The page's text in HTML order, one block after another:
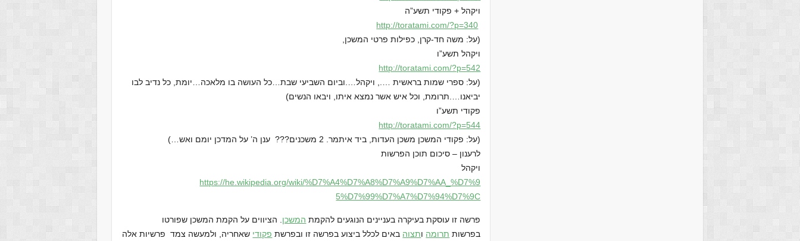
ויקהל + פקודי תשע”ה
http://toratami.com/?p=340
(על: משה חד-קרן, כפילות פרטי המשכן,
ויקהל תשע”ו
http://toratami.com/?p=542
(על: ספרי שמות בראשית …., ויקהל….וביום השביעי שבת…כל העושה בו מלאכה…יומת, כל נדיב לבו
יביאנו….תרומת, וכל איש אשר נמצא איתו, ויבאו הנשים)
פקודי תשע”ו
http://toratami.com/?p=544
(על: פקודי המשכן משכן העדות, ביד איתמר. 2 משכנים??? ענן ה’ על המדכן יומם ואש…)
לרענון – סיכום תוכן הפרשות
ויקהל
https://he.wikipedia.org/wiki/%D7%A4%D7%A8%D7%A9%D7%AA_%D7%9
5%D7%99%D7%A7%D7%94%D7%9C
פרשה זו עוסקת בעיקרה בעניינים הנוגעים להקמת המשכן . הציווים על הקמת המשכן שפורטו
בפרשות תרומה ותצוה באים לכלל ביצוע בפרשה זו ובפרשת פקודי שאחריה, ולמעשה צמד פרשיות אלה